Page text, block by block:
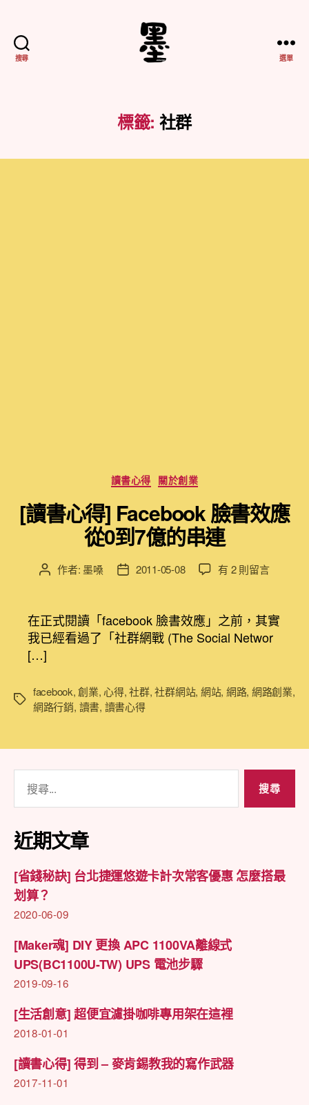
搜尋
業
紀
選單
標籤: 社群
分
類
讀書心得 關於創業
[讀書心得] Facebook 臉書效應
從0到7億的串連
文
者
作者: 墨嗓
文
佈
日
期
2011-05-08
在
心
得]
Facebook
效
到
串
有 2 則留言
在正式閱讀「facebook 臉書效應」之前，其實
我已經看過了「社群網戰 (The Social Networ
[…]
標
facebook,創業, 心得,社群,社群網站, 網站, 網路, 網路創業,
網路行銷, 讀書, 讀書心得
關
鍵
字:
近期文章
[省錢秘訣] 台北捷運悠遊卡計次常客優惠 怎麼搭最
划算？
2020-06-09
[Maker魂] DIY 更換 APC 1100VA離線式
UPS(BC1100U-TW) UPS 電池步驟
2019-09-16
[生活創意] 超便宜濾掛咖啡專用架在這裡
2018-01-01
[讀書心得] 得到 – 麥肯錫教我的寫作武器
2017-11-01